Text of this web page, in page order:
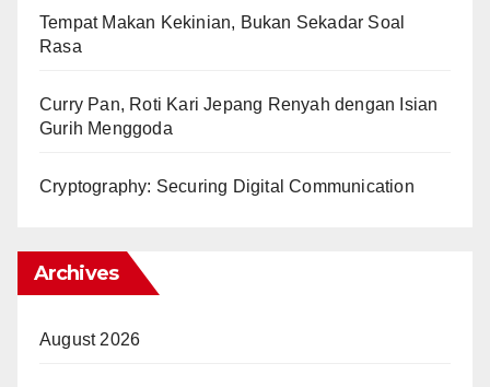
Tempat Makan Kekinian, Bukan Sekadar Soal
Rasa
Curry Pan, Roti Kari Jepang Renyah dengan Isian
Gurih Menggoda
Cryptography: Securing Digital Communication
Archives
August 2026